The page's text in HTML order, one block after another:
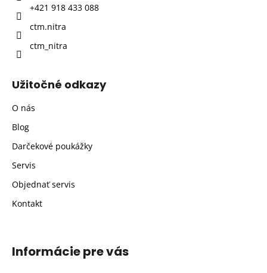
+421 918 433 088
ctm.nitra
ctm_nitra
Užitočné odkazy
O nás
Blog
Darčekové poukážky
Servis
Objednať servis
Kontakt
Informácie pre vás